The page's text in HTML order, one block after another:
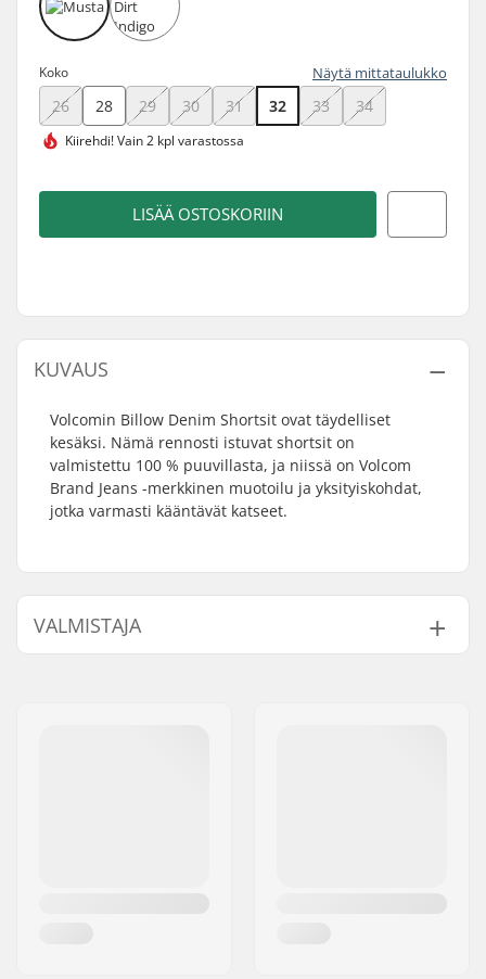
Koko Näytä mittataulukko
26 28 29 30 31 32 33 34
Kiirehdi!Vain 2 kpl varastossa
LISÄÄ OSTOSKORIIN
KUVAUS
Volcomin Billow Denim Shortsit ovat täydelliset
kesäksi. Nämä rennosti istuvat shortsit on
valmistettu 100 % puuvillasta, ja niissä on Volcom
Brand Jeans -merkkinen muotoilu ja yksityiskohdat,
jotka varmasti kääntävät katseet.
VALMISTAJA